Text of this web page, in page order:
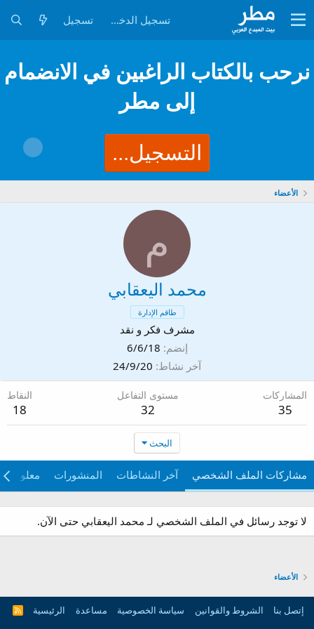
تسجيل الدخول تسجيل
نرحب بالكتاب الراغبين في الانضمام
إلى مطر
التسجيل...
الأعضاء
م
محمد اليعقابي
طاقم الإدارة
مشرف فكر و نقد
إنضم 6/6/18
آخر نشاط 24/9/20
المشاركات
35
مستوى التفاعل
32
النقاط
18
البحث
مشاركات الملف الشخصي آخر النشاطات المنشورات معلومات
لا توجد رسائل في الملف الشخصي لـ محمد اليعقابي حتى الآن.
الأعضاء
إتصل بنا الشروط والقوانين سياسة الخصوصية مساعدة الرئيسية
R